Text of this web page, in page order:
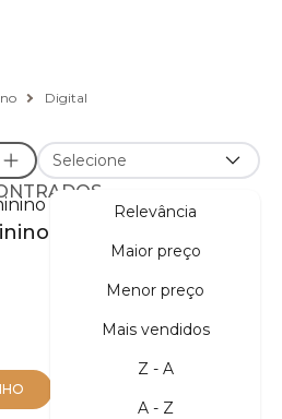
Digital
Selecione
Relevância
Maior preço
Menor preço
Mais vendidos
Z - A
A - Z
Fashion Fit Glam